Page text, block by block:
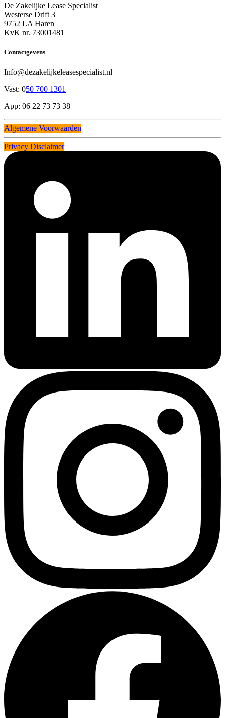
De Zakelijke Lease Specialist
Westerse Drift 3
9752 LA Haren
KvK nr. 73001481
Contactgevens
Info@dezakelijkeleasespecialist.nl
Vast: 050 700 1301
App: 06 22 73 73 38
Algemene Voorwaarden
Privacy Disclaimer